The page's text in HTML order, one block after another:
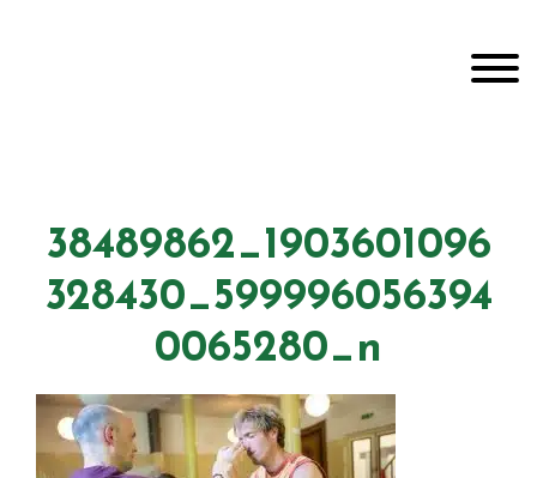
38489862_1903601096
328430_599996056394
0065280_n